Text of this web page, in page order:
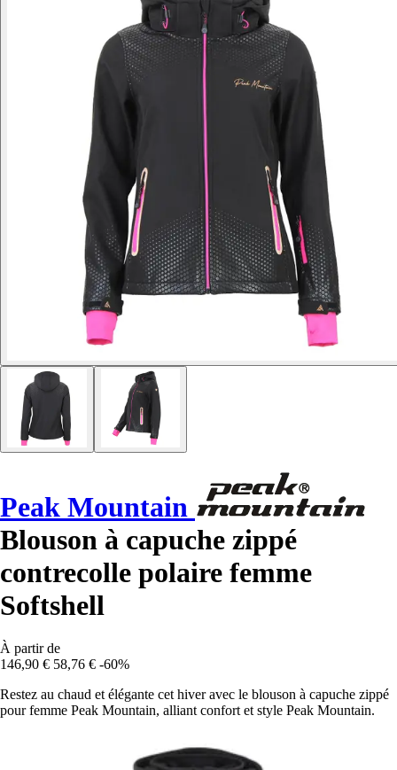
Peak Mountain
Blouson à capuche zippé
contrecolle polaire femme
Softshell
À partir de
146,90 € 58,76 € -60%
Restez au chaud et élégante cet hiver avec le blouson à capuche zippé
pour femme Peak Mountain, alliant confort et style Peak Mountain.